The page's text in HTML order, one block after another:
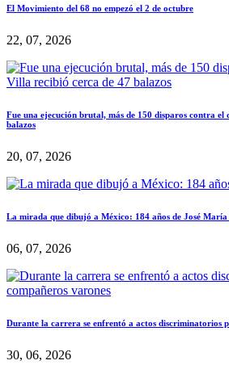
El Movimiento del 68 no empezó el 2 de octubre
22, 07, 2026
Fue una ejecución brutal, más de 150 disparos contra
balazos
20, 07, 2026
La mirada que dibujó a México: 184 años de José María
06, 07, 2026
Durante la carrera se enfrentó a actos discriminatorios
30, 06, 2026